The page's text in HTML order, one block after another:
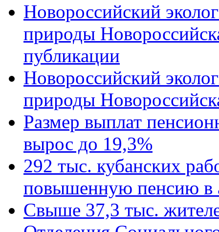
Новороссийский
природы
публикации
Новороссийский
природы
Размер выплат
вырос до 19,3%
292 тыс. кубанских
повышенную пенсию в
Свыше 37,3 тыс.